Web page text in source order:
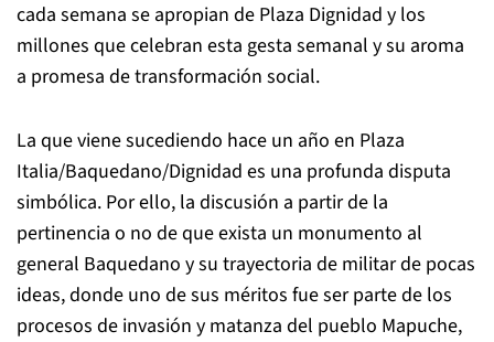
cada semana se apropian de Plaza Dignidad y los
millones que celebran esta gesta semanal y su aroma
a promesa de transformación social.
La que viene sucediendo hace un año en Plaza
Italia/Baquedano/Dignidad es una profunda disputa
simbólica. Por ello, la discusión a partir de la
pertinencia o no de que exista un monumento al
general Baquedano y su trayectoria de militar de pocas
ideas, donde uno de sus méritos fue ser parte de los
procesos de invasión y matanza del pueblo Mapuche,